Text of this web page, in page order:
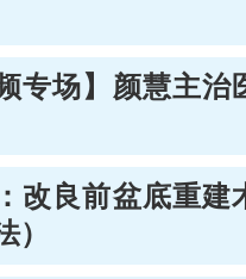
专场】颜慧主治
改良前盆底重建
）